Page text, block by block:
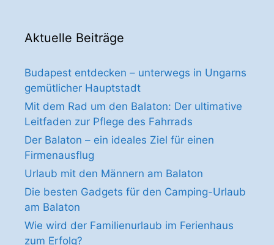
Aktuelle Beiträge
Budapest entdecken – unterwegs in Ungarns
gemütlicher Hauptstadt
Mit dem Rad um den Balaton: Der ultimative
Leitfaden zur Pflege des Fahrrads
Der Balaton – ein ideales Ziel für einen
Firmenausflug
Urlaub mit den Männern am Balaton
Die besten Gadgets für den Camping-Urlaub
am Balaton
Wie wird der Familienurlaub im Ferienhaus
zum Erfolg?